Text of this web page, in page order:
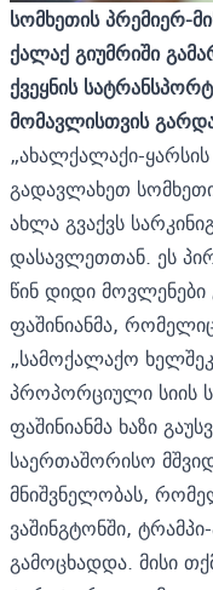
სომხეთის პრემიერ-
ქალაქ გიუმრიში
ქვეყნის
მომავლისთვის
„ახალქალაქი-ყარსის
გადავლახეთ
ახლა გვაქვს
დასავლეთთან. ეს
წინ დიდი
ფაშინიანმა,
„სამოქალაქო
პროპორციული სიის
ფაშინიანმა ხაზი
საერთაშორისო
მნიშვნელობას,
ვაშინგტონში,
გამოცხადდა. მისი